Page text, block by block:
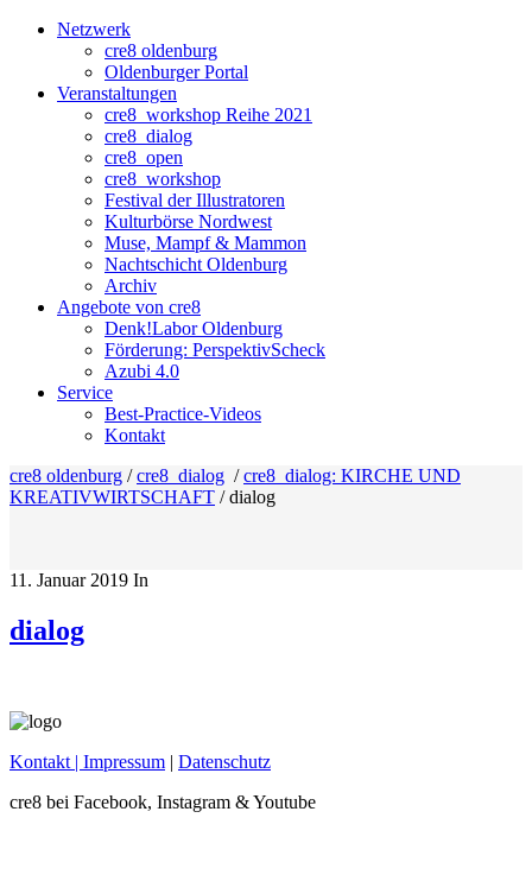
Netzwerk
cre8 oldenburg
Oldenburger Portal
Veranstaltungen
cre8_workshop Reihe 2021
cre8_dialog
cre8_open
cre8_workshop
Festival der Illustratoren
Kulturbörse Nordwest
Muse, Mampf & Mammon
Nachtschicht Oldenburg
Archiv
Angebote von cre8
Denk!Labor Oldenburg
Förderung: PerspektivScheck
Azubi 4.0
Service
Best-Practice-Videos
Kontakt
cre8 oldenburg /cre8_dialog /cre8_dialog: KIRCHE UND
KREATIVWIRTSCHAFT /dialog
11. Januar 2019 In
dialog
Kontakt | Impressum | Datenschutz
cre8 bei Facebook, Instagram & Youtube